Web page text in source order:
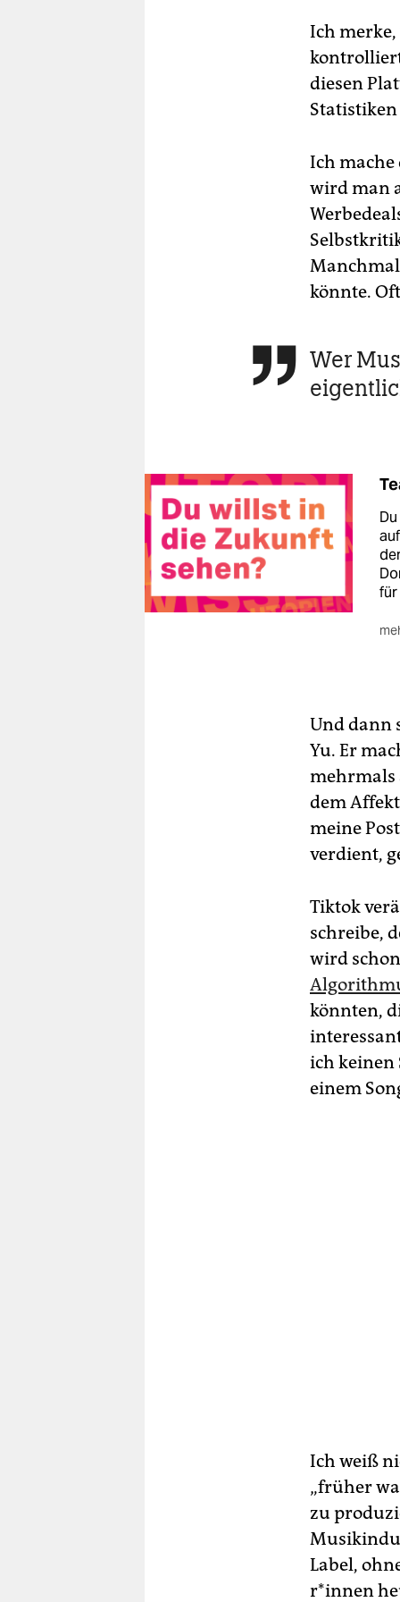
Ich
diesen
Statistiken
Ich mache
wird man
Manchmal
könnte.
 Wer
für
Und dann
Yu. Er
mehrmals
dem
meine
verdient,
Tiktok
schreibe,
wird
könnten,
ich keinen
einem
Ich weiß
„früher
zu
Label,
r*in­nen